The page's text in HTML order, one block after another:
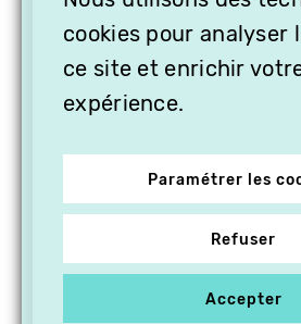
cookies pour analyser
ce site et enrichir
expérience.
Paramétrer les
Refuser
Accepter
CADEAU,
PROCHES À